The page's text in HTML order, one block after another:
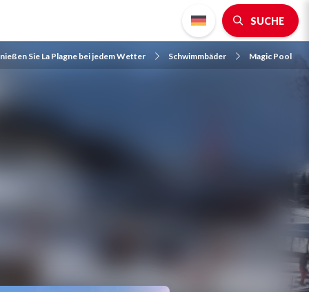
SUCHE
Sie La Plagne bei jedem Wetter Schwimmbäder Magic Pool